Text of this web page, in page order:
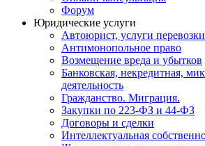
Форум
Юридические услуги
Автоюрист, услуги перевозки
Антимонопольное право
Возмещение вреда и убытков
Банковская, некредитная,
деятельность
Гражданство. Миграция.
Закупки по 223-ФЗ и 44-ФЗ
Договоры и сделки
Интеллектуальная